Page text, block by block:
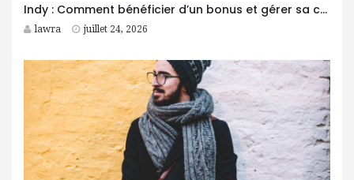
Indy : Comment bénéficier d’un bonus et gérer sa comptabilité plus facilement ?
lawra juillet 24, 2026